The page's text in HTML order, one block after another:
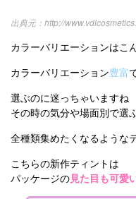
http://
カラーバリエーションはこ
カラーバリエーション豊富
選ぶのに迷っちゃいますね
その時の気分や場面別で選
全種類集めたくなるような
こちらの新作ティントは
パッケージの見た目も可愛